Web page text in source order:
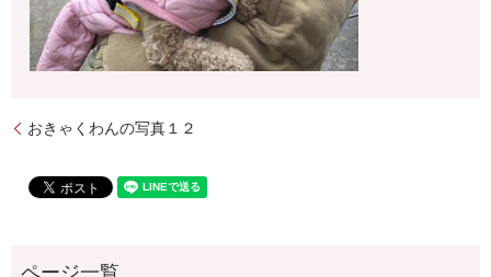
おきゃくわんの写真１２